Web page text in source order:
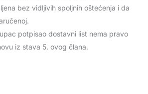
bez vidljivih spoljnih oštećenja i da
potpisao dostavni list nema pravo
iz stava 5. ovog člana.